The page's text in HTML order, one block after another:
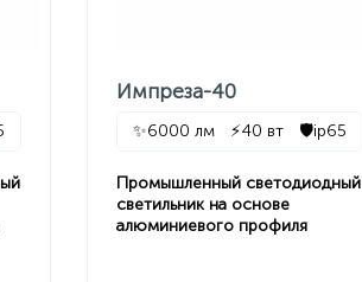
Импреза-40
✨6000 лм ⚡40 вт 🛡️ip65
Промышленный светодиодный
светильник на основе
алюминиевого профиля